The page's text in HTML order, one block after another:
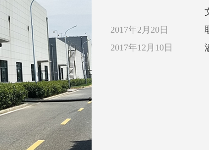
2017年2月20日
2017年12月10日